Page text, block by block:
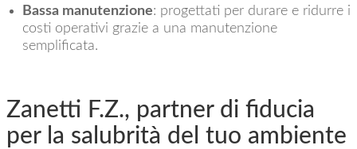
Bassa manutenzione: progettati per durare e ridurre i
costi operativi grazie a una manutenzione
semplificata.
Zanetti F.Z., partner di fiducia
per la salubrità del tuo ambiente